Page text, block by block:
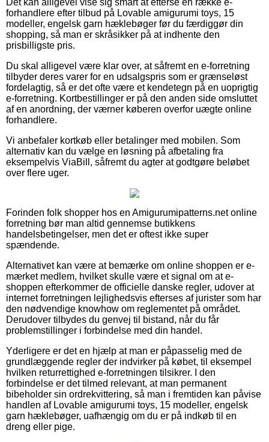
forhandlere efter tilbud på Lovable amigurumi toys, 15
modeller, engelsk garn hæklebøger før du færdiggør din
shopping, så man er skråsikker på at indhente den
prisbilligste pris.
Du skal alligevel være klar over, at såfremt en e-forretning
tilbyder deres varer for en udsalgspris som er grænseløst
fordelagtig, så er det ofte være et kendetegn på en uoprigtig
e-forretning. Kortbestillinger er på den anden side omsluttet
af en anordning, der værner køberen overfor uægte online
forhandlere.
Vi anbefaler kortkøb eller betalinger med mobilen. Som
alternativ kan du vælge en løsning på afbetaling fra
eksempelvis ViaBill, såfremt du agter at godtgøre beløbet
over flere uger.
Forinden folk shopper hos en Amigurumipatterns.net online
forretning bør man altid gennemse butikkens
handelsbetingelser, men det er oftest ikke super
spændende.
Alternativet kan være at bemærke om online shoppen er e-
mærket medlem, hvilket skulle være et signal om at e-
shoppen efterkommer de officielle danske regler, udover at
internet forretningen lejlighedsvis efterses af jurister som har
den nødvendige knowhow om reglementet på området.
Derudover tilbydes du genvej til bistand, når du får
problemstillinger i forbindelse med din handel.
Yderligere er det en hjælp at man er påpasselig med de
grundlæggende regler der indvirker på købet, til eksempel
hvilken returrettighed e-forretningen tilsikrer. I den
forbindelse er det tilmed relevant, at man permanent
bibeholder sin ordrekvittering, så man i fremtiden kan påvise
handlen af Lovable amigurumi toys, 15 modeller, engelsk
garn hæklebøger, uafhængig om du er på indkøb til en
dreng eller pige.